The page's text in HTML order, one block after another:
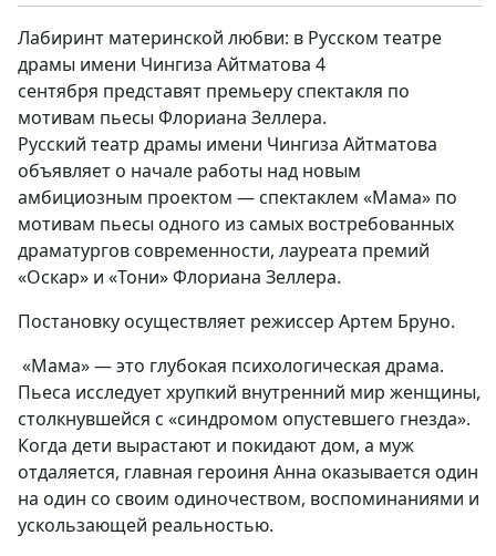
Лабиринт материнской любви: в Русском театре
драмы имени Чингиза Айтматова 4
сентября представят премьеру спектакля по
мотивам пьесы Флориана Зеллера.
Русский театр драмы имени Чингиза Айтматова
объявляет о начале работы над новым
амбициозным проектом — спектаклем «Мама» по
мотивам пьесы одного из самых востребованных
драматургов современности, лауреата премий
«Оскар» и «Тони» Флориана Зеллера.
Постановку осуществляет режиссер Артем Бруно.
«Мама» — это глубокая психологическая драма.
Пьеса исследует хрупкий внутренний мир женщины,
столкнувшейся с «синдромом опустевшего гнезда».
Когда дети вырастают и покидают дом, а муж
отдаляется, главная героиня Анна оказывается один
на один со своим одиночеством, воспоминаниями и
ускользающей реальностью.